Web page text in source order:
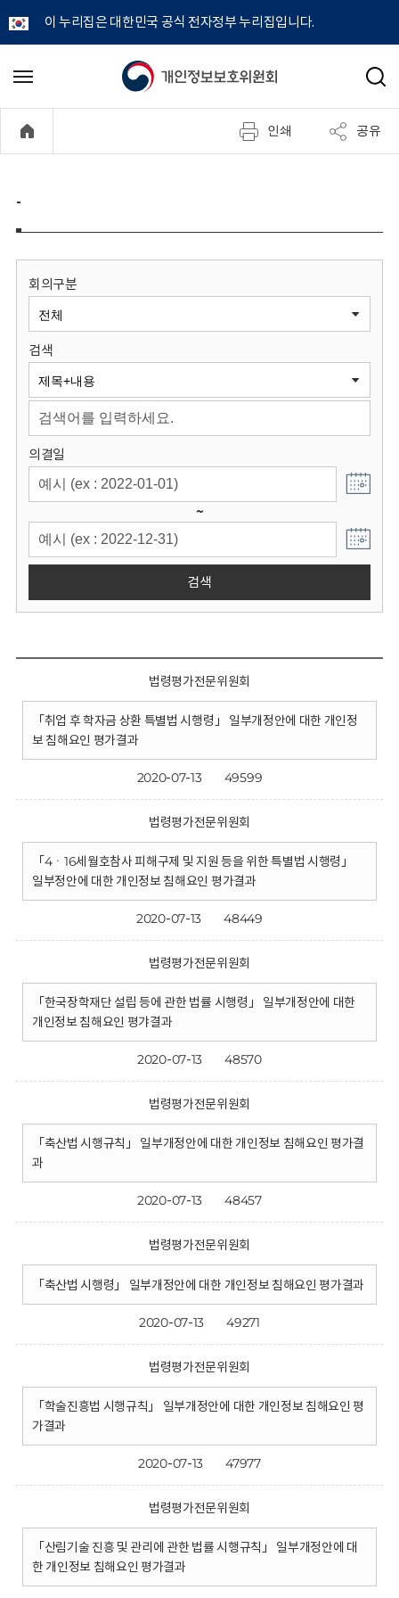
이 누리집은 대한민국 공식 전자정부 누리집입니다.
개
정
보
원
회
메
기
검
인쇄 공유
-
회의구분
검색
의결일
~
검색
법령평가전문위원회
「취업 후 학자금 상환 특별법 시행령」 일부개정안에 대한 개인정
보 침해요인 평가결과
2020-07-13 49599
법령평가전문위원회
「4ㆍ16세월호참사 피해구제 및 지원 등을 위한 특별법 시행령」
일부정안에 대한 개인정보 침해요인 평가결과
2020-07-13 48449
법령평가전문위원회
「한국장학재단 설립 등에 관한 법률 시행령」 일부개정안에 대한
개인정보 침해요인 평갸결과
2020-07-13 48570
법령평가전문위원회
「축산법 시행규칙」 일부개정안에 대한 개인정보 침해요인 평가결
과
2020-07-13 48457
법령평가전문위원회
「축산법 시행령」 일부개정안에 대한 개인정보 침해요인 평가결과
2020-07-13 49271
법령평가전문위원회
「학술진흥법 시행규칙」 일부개정안에 대한 개인정보 침해요인 평
가결과
2020-07-13 47977
법령평가전문위원회
「산림기술 진흥 및 관리에 관한 법률 시행규칙」 일부개정안에 대
한 개인정보 침해요인 평가결과